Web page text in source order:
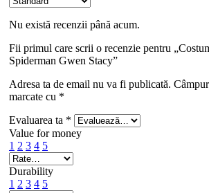
Nu există recenzii până acum.
Fii primul care scrii o recenzie pentru
Spiderman Gwen Stacy”
Adresa ta de email nu va fi publicată.
marcate cu *
Evaluarea ta *
Value for money
1 2 3 4 5
Durability
1 2 3 4 5